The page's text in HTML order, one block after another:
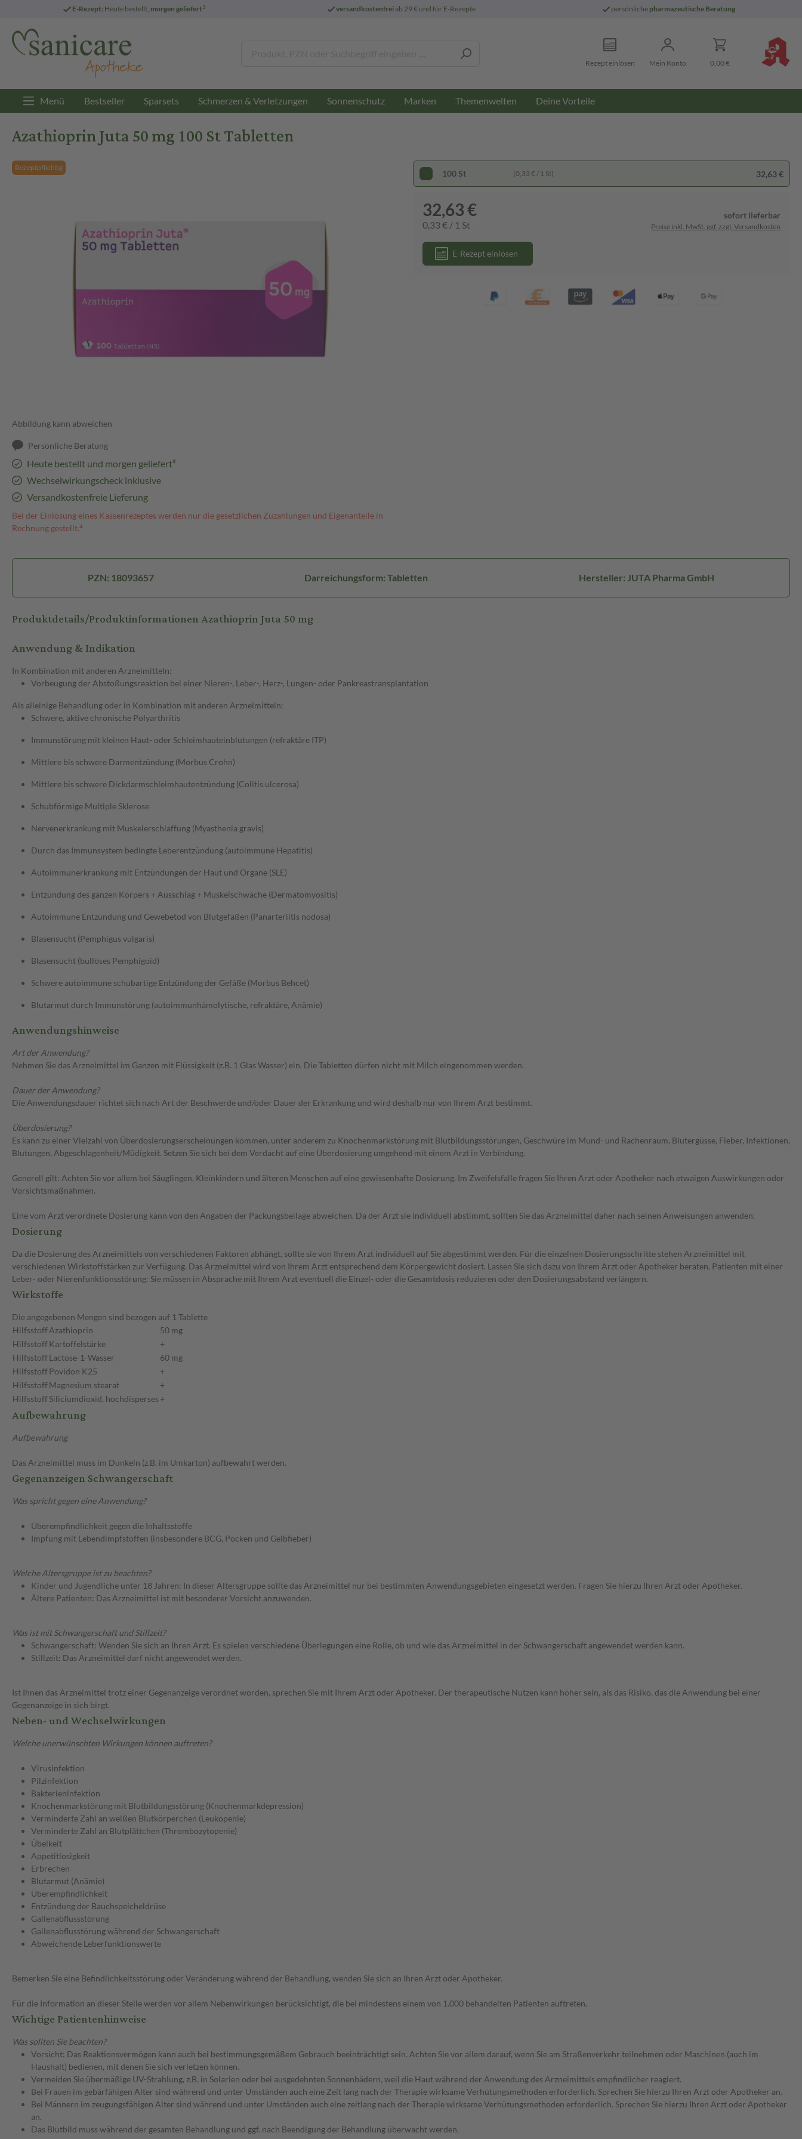
E-Rezept: Heute bestellt, morgen geliefert3 versandkostenfreiab 29 € und für E-Rezepte persönliche pharmazeutische Beratung
Rezept einlösen Mein Konto 0,00 €
Menü Bestseller Sparsets Schmerzen & Verletzungen Sonnenschutz Marken Themenwelten Deine Vorteile
Azathioprin Juta 50 mg 100 St Tabletten
Rezeptpflichtig
Abbildung kann abweichen
Persönliche Beratung
Heute bestellt und morgen geliefert³
Wechselwirkungscheck inklusive
Versandkostenfreie Lieferung
Bei der Einlösung eines Kassenrezeptes werden nur die gesetzlichen Zuzahlungen und Eigenanteile in
Rechnung gestellt.⁴
100 St (0,33 € / 1 St) 32,63 €
32,63 €
0,33 € / 1 St
sofort lieferbar
Preise inkl. MwSt. ggf. zzgl. Versandkosten
E-Rezept einlösen
PZN: 18093657 Darreichungsform: Tabletten Hersteller: JUTA Pharma GmbH
Produktdetails/Produktinformationen Azathioprin Juta 50 mg
Anwendung & Indikation
In Kombination mit anderen Arzneimitteln:
Vorbeugung der Abstoßungsreaktion bei einer Nieren-, Leber-, Herz-, Lungen- oder Pankreastransplantation
Als alleinige Behandlung oder in Kombination mit anderen Arzneimitteln:
Schwere, aktive chronische Polyarthritis
Immunstörung mit kleinen Haut- oder Schleimhauteinblutungen (refraktäre ITP)
Mittlere bis schwere Darmentzündung (Morbus Crohn)
Mittlere bis schwere Dickdarmschleimhautentzündung (Colitis ulcerosa)
Schubförmige Multiple Sklerose
Nervenerkrankung mit Muskelerschlaffung (Myasthenia gravis)
Durch das Immunsystem bedingte Leberentzündung (autoimmune Hepatitis)
Autoimmunerkrankung mit Entzündungen der Haut und Organe (SLE)
Entzündung des ganzen Körpers + Ausschlag + Muskelschwäche (Dermatomyositis)
Autoimmune Entzündung und Gewebetod von Blutgefäßen (Panarteriitis nodosa)
Blasensucht (Pemphigus vulgaris)
Blasensucht (bullöses Pemphigoid)
Schwere autoimmune schubartige Entzündung der Gefäße (Morbus Behcet)
Blutarmut durch Immunstörung (autoimmunhämolytische, refraktäre, Anämie)
Anwendungshinweise
Art der Anwendung?
Nehmen Sie das Arzneimittel im Ganzen mit Flüssigkeit (z.B. 1 Glas Wasser) ein. Die Tabletten dürfen nicht mit Milch eingenommen werden.
Dauer der Anwendung?
Die Anwendungsdauer richtet sich nach Art der Beschwerde und/oder Dauer der Erkrankung und wird deshalb nur von Ihrem Arzt bestimmt.
Überdosierung?
Es kann zu einer Vielzahl von Überdosierungserscheinungen kommen, unter anderem zu Knochenmarkstörung mit Blutbildungsstörungen, Geschwüre im Mund- und Rachenraum, Blutergüsse, Fieber, Infektionen,
Blutungen, Abgeschlagenheit/Müdigkeit. Setzen Sie sich bei dem Verdacht auf eine Überdosierung umgehend mit einem Arzt in Verbindung.
Generell gilt: Achten Sie vor allem bei Säuglingen, Kleinkindern und älteren Menschen auf eine gewissenhafte Dosierung. Im Zweifelsfalle fragen Sie Ihren Arzt oder Apotheker nach etwaigen Auswirkungen oder
Vorsichtsmaßnahmen.
Eine vom Arzt verordnete Dosierung kann von den Angaben der Packungsbeilage abweichen. Da der Arzt sie individuell abstimmt, sollten Sie das Arzneimittel daher nach seinen Anweisungen anwenden.
Dosierung
Da die Dosierung des Arzneimittels von verschiedenen Faktoren abhängt, sollte sie von Ihrem Arzt individuell auf Sie abgestimmt werden. Für die einzelnen Dosierungsschritte stehen Arzneimittel mit
verschiedenen Wirkstoffstärken zur Verfügung. Das Arzneimittel wird von Ihrem Arzt entsprechend dem Körpergewicht dosiert. Lassen Sie sich dazu von Ihrem Arzt oder Apotheker beraten. Patienten mit einer
Leber- oder Nierenfunktionsstörung: Sie müssen in Absprache mit Ihrem Arzt eventuell die Einzel- oder die Gesamtdosis reduzieren oder den Dosierungsabstand verlängern.
Wirkstoffe
Die angegebenen Mengen sind bezogen auf 1 Tablette
HilfsstoffAzathioprin
50 mg
HilfsstoffKartoffelstärke
+
HilfsstoffLactose-1-Wasser
60 mg
HilfsstoffPovidon K25
+
HilfsstoffMagnesium stearat
+
HilfsstoffSiliciumdioxid, hochdisperses +
Aufbewahrung
Aufbewahrung
Das Arzneimittel muss im Dunkeln (z.B. im Umkarton) aufbewahrt werden.
Gegenanzeigen Schwangerschaft
Was spricht gegen eine Anwendung?
Überempfindlichkeit gegen die Inhaltsstoffe
Impfung mit Lebendimpfstoffen (insbesondere BCG, Pocken und Gelbfieber)
Welche Altersgruppe ist zu beachten?
Kinder und Jugendliche unter 18 Jahren: In dieser Altersgruppe sollte das Arzneimittel nur bei bestimmten Anwendungsgebieten eingesetzt werden. Fragen Sie hierzu Ihren Arzt oder Apotheker.
Ältere Patienten: Das Arzneimittel ist mit besonderer Vorsicht anzuwenden.
Was ist mit Schwangerschaft und Stillzeit?
Schwangerschaft: Wenden Sie sich an Ihren Arzt. Es spielen verschiedene Überlegungen eine Rolle, ob und wie das Arzneimittel in der Schwangerschaft angewendet werden kann.
Stillzeit: Das Arzneimittel darf nicht angewendet werden.
Ist Ihnen das Arzneimittel trotz einer Gegenanzeige verordnet worden, sprechen Sie mit Ihrem Arzt oder Apotheker. Der therapeutische Nutzen kann höher sein, als das Risiko, das die Anwendung bei einer
Gegenanzeige in sich birgt.
Neben- und Wechselwirkungen
Welche unerwünschten Wirkungen können auftreten?
Virusinfektion
Pilzinfektion
Bakterieninfektion
Knochenmarkstörung mit Blutbildungsstörung (Knochenmarkdepression)
Verminderte Zahl an weißen Blutkörperchen (Leukopenie)
Verminderte Zahl an Blutplättchen (Thrombozytopenie)
Übelkeit
Appetitlosigkeit
Erbrechen
Blutarmut (Anämie)
Überempfindlichkeit
Entzündung der Bauchspeicheldrüse
Gallenabflussstörung
Gallenabflusstörung während der Schwangerschaft
Abweichende Leberfunktionswerte
Bemerken Sie eine Befindlichkeitsstörung oder Veränderung während der Behandlung, wenden Sie sich an Ihren Arzt oder Apotheker.
Für die Information an dieser Stelle werden vor allem Nebenwirkungen berücksichtigt, die bei mindestens einem von 1.000 behandelten Patienten auftreten.
Wichtige Patientenhinweise
Was sollten Sie beachten?
Vorsicht: Das Reaktionsvermögen kann auch bei bestimmungsgemäßem Gebrauch beeinträchtigt sein. Achten Sie vor allem darauf, wenn Sie am Straßenverkehr teilnehmen oder Maschinen (auch im
Haushalt) bedienen, mit denen Sie sich verletzen können.
Vermeiden Sie übermäßige UV-Strahlung, z.B. in Solarien oder bei ausgedehnten Sonnenbädern, weil die Haut während der Anwendung des Arzneimittels empfindlicher reagiert.
Bei Frauen im gebärfähigen Alter sind während und unter Umständen auch eine Zeit lang nach der Therapie wirksame Verhütungsmethoden erforderlich. Sprechen Sie hierzu Ihren Arzt oder Apotheker an.
Bei Männern im zeugungsfähigen Alter sind während und unter Umständen auch eine zeitlang nach der Therapie wirksame Verhütungsmethoden erforderlich. Sprechen Sie hierzu Ihren Arzt oder Apotheker
an.
Das Blutbild muss während der gesamten Behandlung und ggf. nach Beendigung der Behandlung überwacht werden.